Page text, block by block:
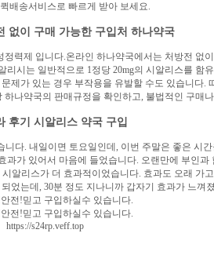
배송서비스로 빠르게 받아 보세요.
없이 구매 가능한 구입처 하나약국
력제 입니다.온라인 하나약국에서는 처방전 없
시는 일반적으로 1정당 20mg의 시알리스를 함
가 있는 경우 부작용을 유발할 수도 있습니다
나약국의 판매규정을 확인하고, 불법적인 구매
후기 시알리스 약국 구입
다. 내일이면 토요일인데, 이번 주말은 좋은 시
가 있어서 마음에 들었습니다. 오랜만에 부인과
알리스가 더 효과적이었습니다. 효과도 오래 가
었는데, 30분 정도 지나니까 갑자기 효과가 느껴
전!믿고 구입하실수 있습니다.
전!믿고 구입하실수 있습니다.
https://s24rp.veff.top